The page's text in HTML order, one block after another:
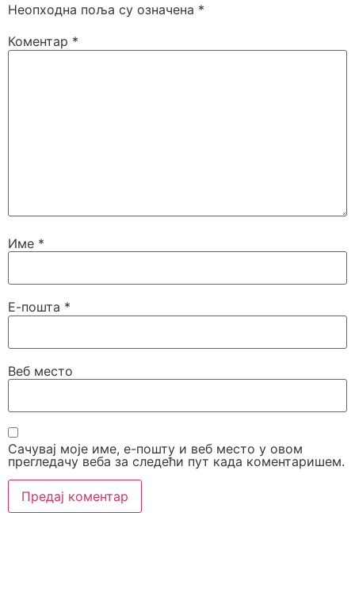
Неопходна поља су означена *
Коментар *
Име *
Е-пошта *
Веб место
Сачувај моје име, е-пошту и веб место у овом
прегледачу веба за следећи пут када коментаришем.